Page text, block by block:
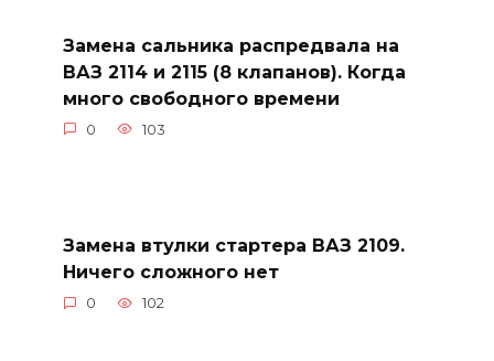
Замена сальника распредвала на
ВАЗ 2114 и 2115 (8 клапанов). Когда
много свободного времени
0 103
Замена втулки стартера ВАЗ 2109.
Ничего сложного нет
0 102